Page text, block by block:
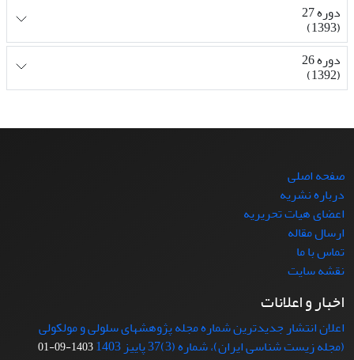
دوره 27
(1393)
دوره 26
(1392)
صفحه اصلی
درباره نشریه
اعضای هیات تحریریه
ارسال مقاله
تماس با ما
نقشه سایت
اخبار و اعلانات
اعلان انتشار جدیدترین شماره مجله پژوهشهای سلولی و مولکولی
(مجله زیست شناسی ایران)، شماره (3)37 پاییز 1403
1403-09-01